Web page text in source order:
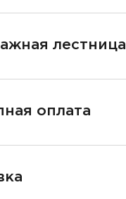
лестница
оплата